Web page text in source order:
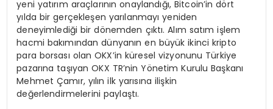
yeni yatırım araçlarının onaylandığı, Bitcoin’in dört
yılda bir gerçekleşen yarılanmayı yeniden
deneyimlediği bir dönemden çıktı. Alım satım işlem
hacmi bakımından dünyanın en büyük ikinci kripto
para borsası olan OKX’in küresel vizyonunu Türkiye
pazarına taşıyan OKX TR’nin Yönetim Kurulu Başkanı
Mehmet Çamır, yılın ilk yarısına ilişkin
değerlendirmelerini paylaştı.